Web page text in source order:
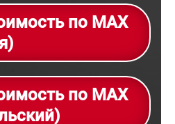
по MAX
по MAX